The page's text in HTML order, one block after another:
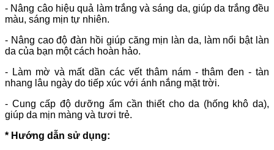
- Nâng câo hiệu quả làm trắng và sáng da, giúp da trắng đều
màu, sáng mịn tự nhiên.
- Nâng cao độ đàn hồi giúp căng mịn làn da, làm nổi bật làn
da của bạn một cách hoàn hảo.
- Làm mờ và mất dần các vết thâm nám - thâm đen - tàn
nhang lâu ngày do tiếp xúc với ánh nắng mặt trời.
- Cung cấp độ dưỡng ẩm cần thiết cho da (hống khô da),
giúp da mịn màng và tươi trẻ.
* Hướng dẫn sử dụng: